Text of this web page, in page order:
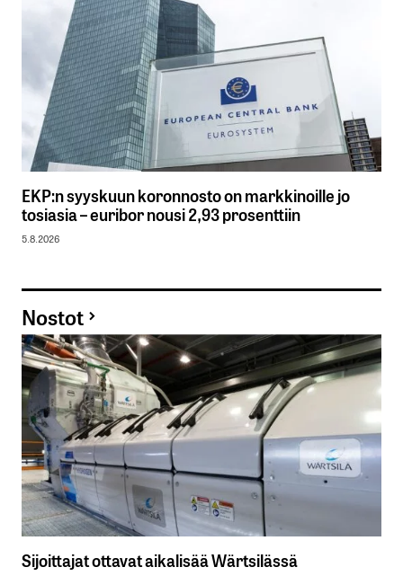
EKP:n syyskuun koronnosto on markkinoille jo
tosiasia – euribor nousi 2,93 prosenttiin
5.8.2026
Nostot
Sijoittajat ottavat aikalisää Wärtsilässä